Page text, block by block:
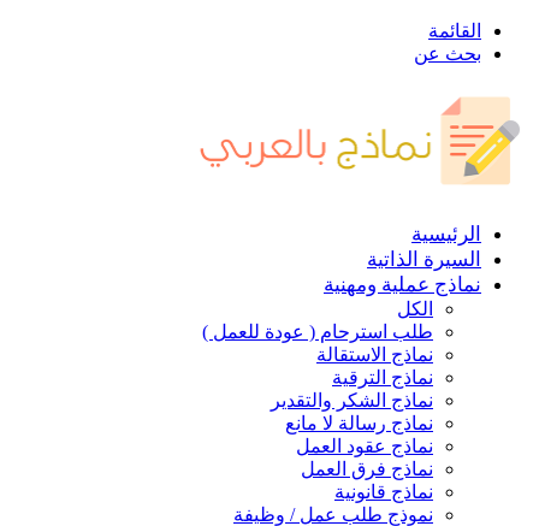
القائمة
بحث عن
الرئيسية
السيرة الذاتية
نماذج عملية ومهنية
الكل
طلب استرحام ( عودة للعمل )
نماذج الاستقالة
نماذج الترقية
نماذج الشكر والتقدير
نماذج رسالة لا مانع
نماذج عقود العمل
نماذج فرق العمل
نماذج قانونية
نموذج طلب عمل / وظيفة